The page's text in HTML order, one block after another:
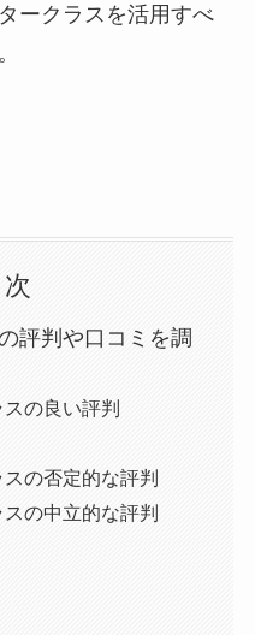
ークラスを活用すべ
次
評判や口コミを調
の良い評判
の否定的な評判
の中立的な評判